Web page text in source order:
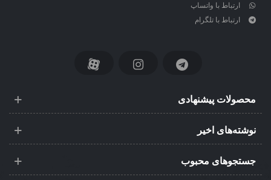
ارتباط با واتساپ
ارتباط با تلگرام
محصولات پیشنهادی
نوشته‌های اخیر
جستجوهای محبوب